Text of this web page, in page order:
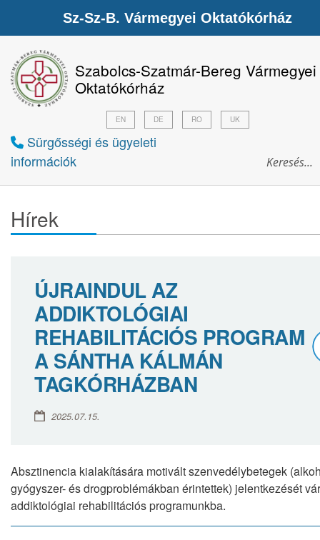
Szabolcs-Szatmár-Bereg Vármegyei
Oktatókórház
Sürgősségi és ügyeleti
információk
EN DE RO UK
Hírek
ÚJRAINDUL AZ
ADDIKTOLÓGIAI
REHABILITÁCIÓS PROGRAM
A SÁNTHA KÁLMÁN
TAGKÓRHÁZBAN
2025.07.15.
Absztinencia kialakítására motivált szenvedélybetegek
gyógyszer- és drogproblémákban érintettek) jelentkezését
addiktológiai rehabilitációs programunkba.
Sz-Sz-B. Vármegyei Oktatókórház